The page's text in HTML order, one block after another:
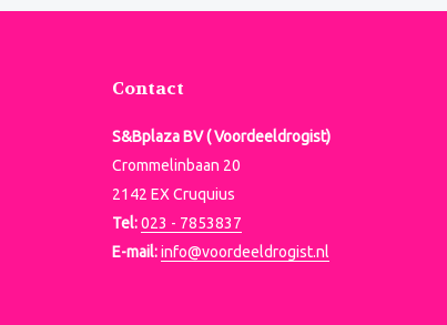
Contact
S&Bplaza BV ( Voordeeldrogist)
Crommelinbaan 20
2142 EX Cruquius
Tel:023 - 7853837
E-mail:info@voordeeldrogist.nl